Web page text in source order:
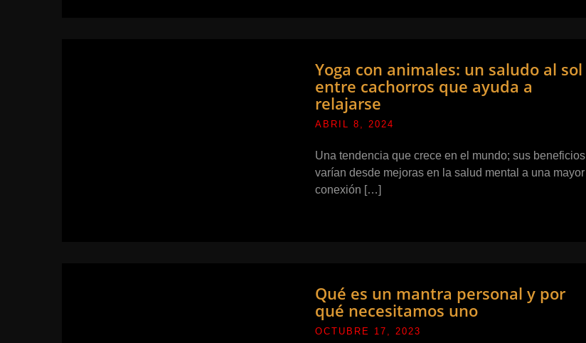
Yoga con animales: un saludo al sol
entre cachorros que ayuda a
relajarse
ABRIL 8, 2024
Una tendencia que crece en el mundo; sus beneficios
varían desde mejoras en la salud mental a una mayor
conexión […]
Qué es un mantra personal y por
qué necesitamos uno
OCTUBRE 17, 2023